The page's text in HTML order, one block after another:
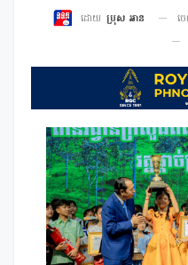
ដោយ ប្រុស អាន ច